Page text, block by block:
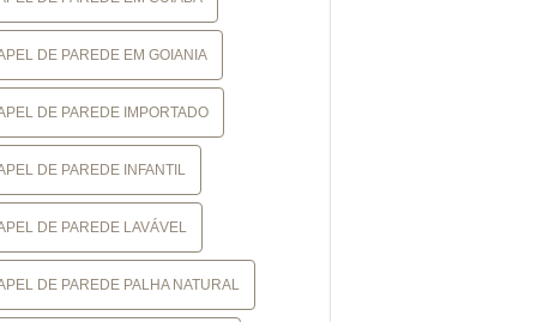
DE PAREDE EM GOIANIA
DE PAREDE IMPORTADO
DE PAREDE INFANTIL
DE PAREDE LAVÁVEL
DE PAREDE PALHA NATURAL